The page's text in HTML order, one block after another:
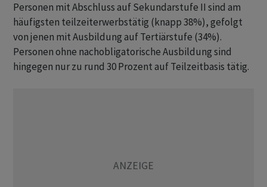
Personen mit Abschluss auf Sekundarstufe II sind am
häufigsten teilzeiterwerbstätig (knapp 38%), gefolgt
von jenen mit Ausbildung auf Tertiärstufe (34%).
Personen ohne nachobligatorische Ausbildung sind
hingegen nur zu rund 30 Prozent auf Teilzeitbasis tätig.